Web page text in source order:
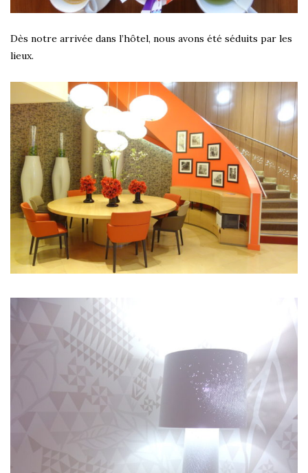
Dès notre arrivée dans l’hôtel, nous avons été séduits par les
lieux.